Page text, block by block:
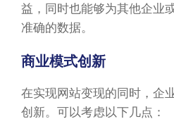
益，同时也能够为其他企业
准确的数据。
商业模式创新
在实现网站变现的同时，企
创新。可以考虑以下几点：